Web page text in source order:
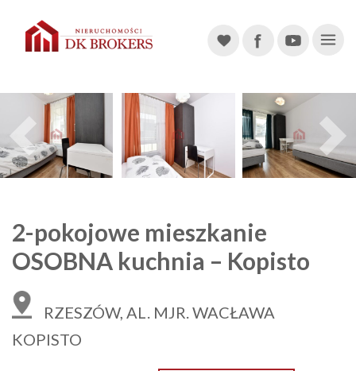
Main Navigation
Previous
2-pokojowe mieszkanie
OSOBNA kuchnia – Kopisto
RZESZÓW, AL. MJR. WACŁAWA
KOPISTO